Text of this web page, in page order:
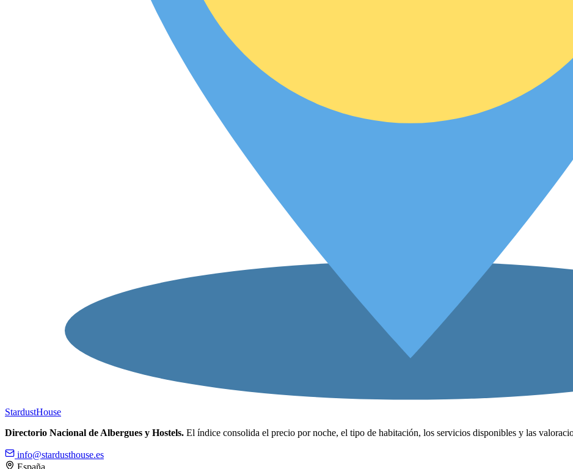
StardustHouse
Directorio Nacional de Albergues y Hostels. El índice consolida el precio por noche, el tipo de habitación, los servicios disponibles y las
info@stardusthouse.es